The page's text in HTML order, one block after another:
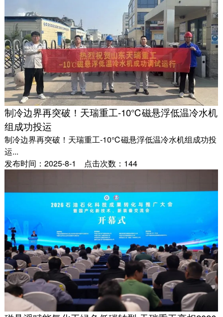
制冷边界再突破！天瑞重工-10℃磁悬浮低温冷水机
组成功投运
制冷边界再突破！天瑞重工-10℃磁悬浮低温冷水机组成功投
运...
发布时间：2025-8-1 点击次数：144